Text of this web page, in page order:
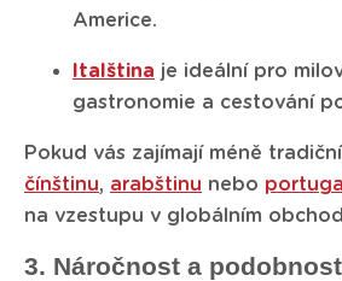
Americe.
Italština je ideální pro
gastronomie a cestování
Pokud vás zajímají méně
čínštinu, arabštinu nebo
na vzestupu v globálním
3. Náročnost a